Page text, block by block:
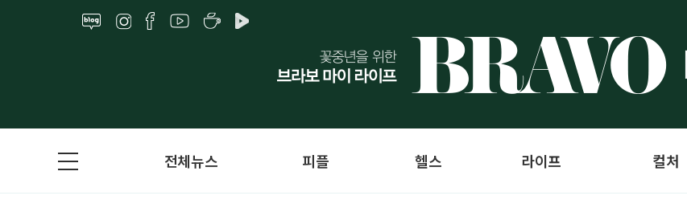
전체뉴스 피플 헬스 라이프 컬처